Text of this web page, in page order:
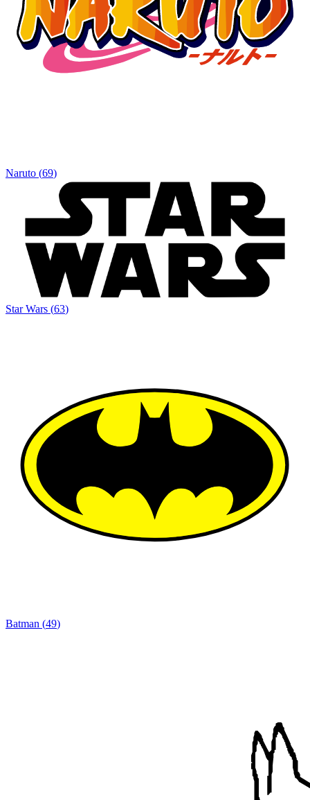
Naruto (69)
Star Wars (63)
Batman (49)